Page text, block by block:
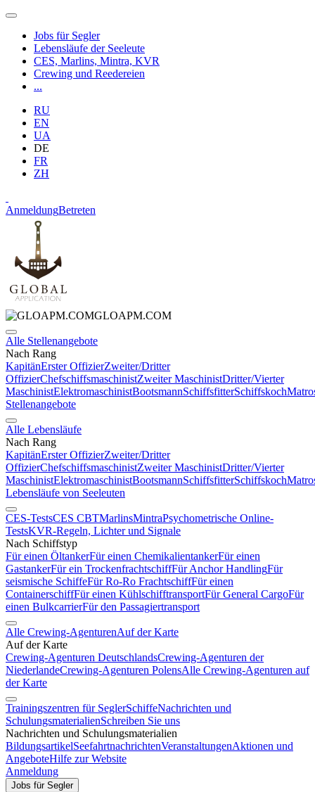
Jobs für Segler
Lebensläufe der Seeleute
CES, Marlins, Mintra, KVR
Crewing und Reedereien
...
RU
EN
UA
DE
FR
ZH
AnmeldungBetreten
GLOAPM.COM
Alle Stellenangebote
Nach Rang
KapitänErster OffizierZweiter/Dritter
OffizierChefschiffsmaschinistZweiter MaschinistDritter/Vierter
MaschinistElektromaschinistBootsmannSchiffsfitterSchiffskoch
Stellenangebote
Alle Lebensläufe
Nach Rang
KapitänErster OffizierZweiter/Dritter
OffizierChefschiffsmaschinistZweiter MaschinistDritter/Vierter
MaschinistElektromaschinistBootsmannSchiffsfitterSchiffskoch
Lebensläufe von Seeleuten
CES-TestsCES CBTMarlinsMintraPsychometrische Online-
TestsKVR-Regeln, Lichter und Signale
Nach Schiffstyp
Für einen ÖltankerFür einen ChemikalientankerFür einen
GastankerFür ein TrockenfrachtschiffFür Anchor HandlingFür
seismische SchiffeFür Ro-Ro FrachtschiffFür einen
ContainerschiffFür einen KühlschifftransportFür General CargoFür
einen BulkcarrierFür den Passagiertransport
Alle Crewing-AgenturenAuf der Karte
Auf der Karte
Crewing-Agenturen DeutschlandsCrewing-Agenturen der
NiederlandeCrewing-Agenturen PolensAlle Crewing-Agenturen auf
der Karte
Trainingszentren für SeglerSchiffeNachrichten und
SchulungsmaterialienSchreiben Sie uns
Nachrichten und Schulungsmaterialien
BildungsartikelSeefahrtnachrichtenVeranstaltungenAktionen und
AngeboteHilfe zur Website
Anmeldung
Jobs für Segler